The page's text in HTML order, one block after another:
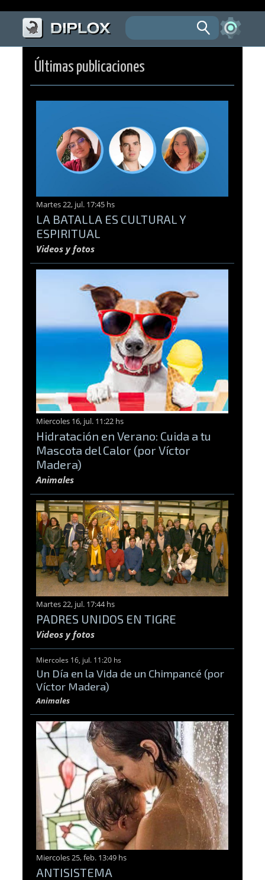
Últimas publicaciones
Martes 22, jul. 17:45 hs
LA BATALLA ES CULTURAL Y
ESPIRITUAL
Videos y fotos
Miercoles 16, jul. 11:22 hs
Hidratación en Verano: Cuida a tu
Mascota del Calor (por Víctor
Madera)
Animales
Martes 22, jul. 17:44 hs
PADRES UNIDOS EN TIGRE
Videos y fotos
Miercoles 16, jul. 11:20 hs
Un Día en la Vida de un Chimpancé (por
Víctor Madera)
Animales
Miercoles 25, feb. 13:49 hs
ANTISISTEMA